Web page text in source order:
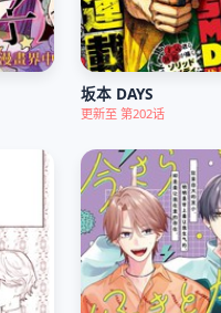
坂本 DAYS
更新至 第202话